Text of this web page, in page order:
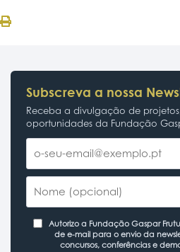
Subscreva a nossa
Receba a divulgação de
oportunidades da Fundação
Autorizo a Fundação Gaspar
de e-mail para o envio da
concursos, conferências e